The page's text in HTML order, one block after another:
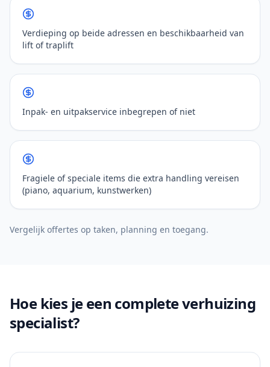
Verdieping op beide adressen en beschikbaarheid van
lift of traplift
Inpak- en uitpakservice inbegrepen of niet
Fragiele of speciale items die extra handling vereisen
(piano, aquarium, kunstwerken)
Vergelijk offertes op taken, planning en toegang.
Hoe kies je een complete verhuizing
specialist?